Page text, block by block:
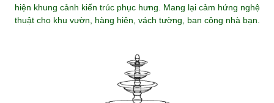
hiện khung cảnh kiến trúc phục hưng. Mang lại cảm hứng nghệ
thuật cho khu vườn, hàng hiên, vách tường, ban công nhà bạn.